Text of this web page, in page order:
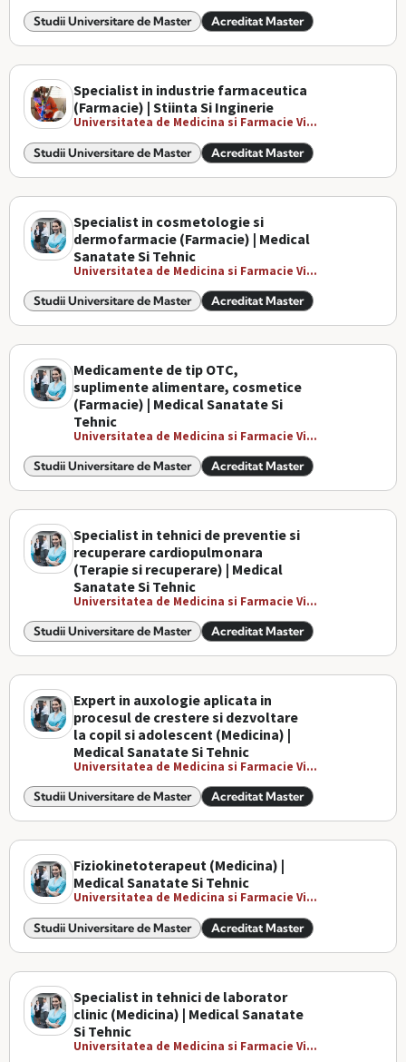
Studii Universitare de Master Acreditat Master
Specialist in industrie farmaceutica
(Farmacie) | Stiinta Si Inginerie
Universitatea de Medicina si Farmacie Vi...
Studii Universitare de Master Acreditat Master
Specialist in cosmetologie si
dermofarmacie (Farmacie) | Medical
Sanatate Si Tehnic
Universitatea de Medicina si Farmacie Vi...
Studii Universitare de Master Acreditat Master
Medicamente de tip OTC,
suplimente alimentare, cosmetice
(Farmacie) | Medical Sanatate Si
Tehnic
Universitatea de Medicina si Farmacie Vi...
Studii Universitare de Master Acreditat Master
Specialist in tehnici de preventie si
recuperare cardiopulmonara
(Terapie si recuperare) | Medical
Sanatate Si Tehnic
Universitatea de Medicina si Farmacie Vi...
Studii Universitare de Master Acreditat Master
Expert in auxologie aplicata in
procesul de crestere si dezvoltare
la copil si adolescent (Medicina) |
Medical Sanatate Si Tehnic
Universitatea de Medicina si Farmacie Vi...
Studii Universitare de Master Acreditat Master
Fiziokinetoterapeut (Medicina) |
Medical Sanatate Si Tehnic
Universitatea de Medicina si Farmacie Vi...
Studii Universitare de Master Acreditat Master
Specialist in tehnici de laborator
clinic (Medicina) | Medical Sanatate
Si Tehnic
Universitatea de Medicina si Farmacie Vi...